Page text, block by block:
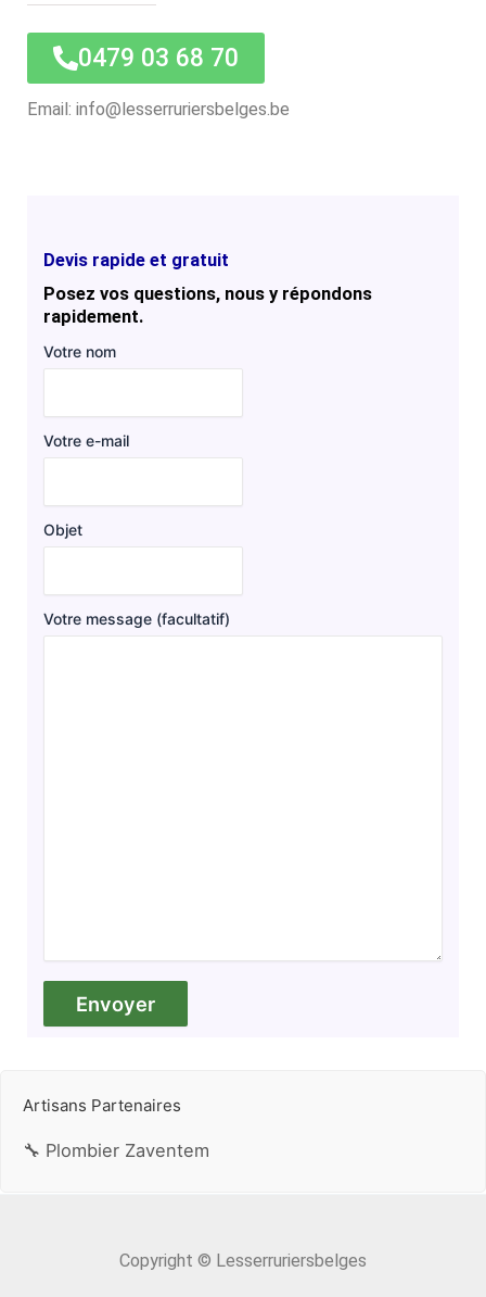
0479 03 68 70
Email: info@lesserruriersbelges.be
Devis rapide et gratuit
Posez vos questions, nous y répondons
rapidement.
Votre nom
Votre e-mail
Objet
Votre message (facultatif)
Artisans Partenaires
🔧 Plombier Zaventem
Copyright © Lesserruriersbelges